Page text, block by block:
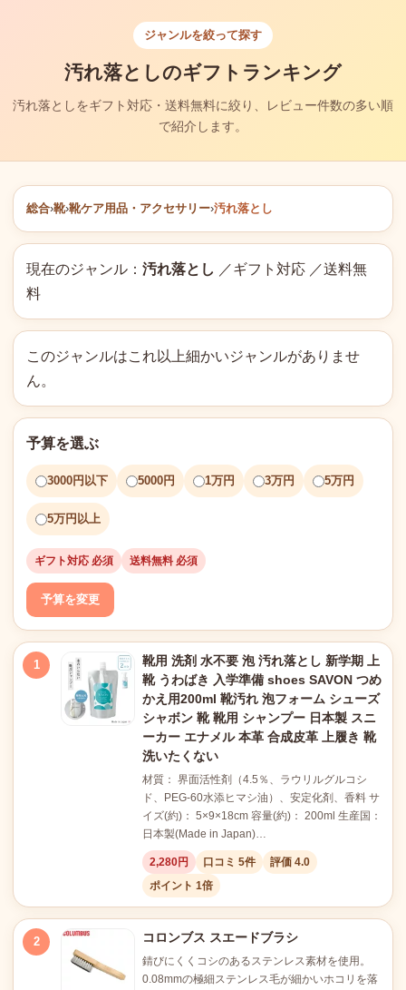
ジャンルを絞って探す
汚れ落としのギフトランキング
汚れ落としをギフト対応・送料無料に絞り、レビュー件数の多い順
で紹介します。
総合›靴›靴ケア用品・アクセサリー›汚れ落とし
現在のジャンル： 汚れ落とし ／ギフト対応 ／送料無
料
このジャンルはこれ以上細かいジャンルがありませ
ん。
予算を選ぶ
3000円以下 5000円 1万円 3万円 5万円
5万円以上
ギフト対応 必須 送料無料 必須
予算を変更
1
靴用 洗剤 水不要 泡 汚れ落とし 新学期 上
靴 うわばき 入学準備 shoes SAVON つめ
かえ用200ml 靴汚れ 泡フォーム シューズ
シャボン 靴 靴用 シャンプー 日本製 スニ
ーカー エナメル 本革 合成皮革 上履き 靴
洗いたくない
材質： 界面活性剤（4.5％、ラウリルグルコシ
ド、PEG-60水添ヒマシ油）、安定化剤、香料 サ
イズ(約)： 5×9×18cm 容量(約)： 200ml 生産国：
日本製(Made in Japan)…
2,280円 口コミ 5件
評価 4.0
ポイント 1倍
2 コロンブス スエードブラシ
錆びにくくコシのあるステンレス素材を使用。
0.08mmの極細ステンレス毛が細かいホコリを落